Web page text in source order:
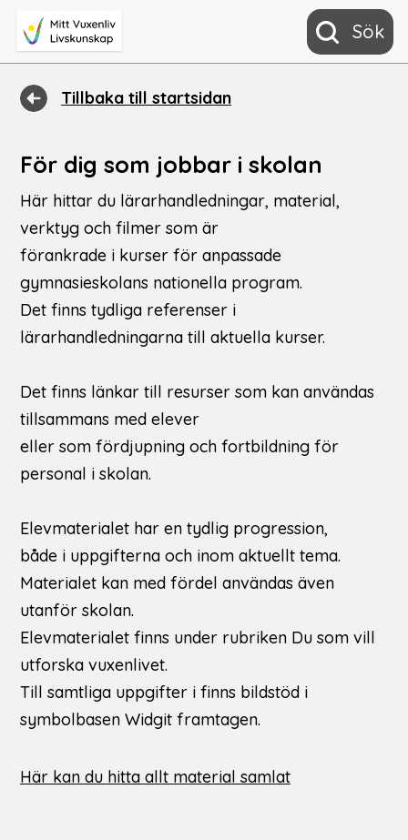
Sök
Tillbaka till startsidan
För dig som jobbar i skolan
Här hittar du lärarhandledningar, material,
verktyg och filmer som är
förankrade i kurser för anpassade
gymnasieskolans nationella program.
Det finns tydliga referenser i
lärarhandledningarna till aktuella kurser.
Det finns länkar till resurser som kan användas
tillsammans med elever
eller som fördjupning och fortbildning för
personal i skolan.
Elevmaterialet har en tydlig progression,
både i uppgifterna och inom aktuellt tema.
Materialet kan med fördel användas även
utanför skolan.
Elevmaterialet finns under rubriken Du som vill
utforska vuxenlivet.
Till samtliga uppgifter i finns bildstöd i
symbolbasen Widgit framtagen.
Här kan du hitta allt material samlat